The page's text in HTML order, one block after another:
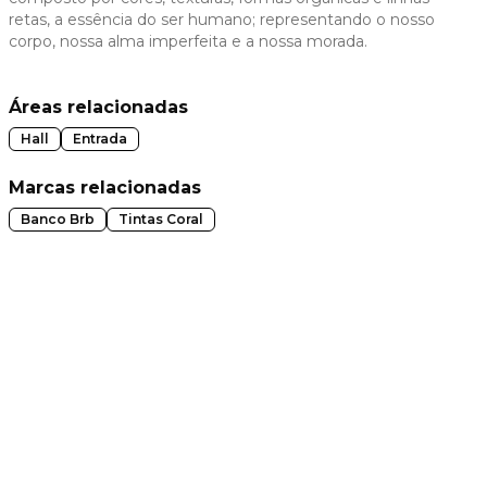
slide
slide
retas, a essência do ser humano; representando o nosso
corpo, nossa alma imperfeita e a nossa morada.
Áreas relacionadas
Hall Entrada
Marcas relacionadas
Banco Brb Tintas Coral